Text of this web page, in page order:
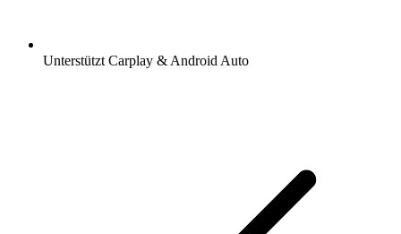
Unterstützt Carplay & Android Auto